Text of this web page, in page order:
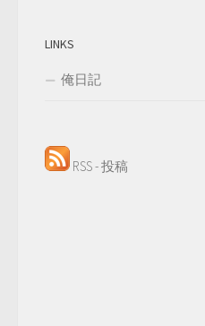
LINKS
俺日記
RSS - 投稿